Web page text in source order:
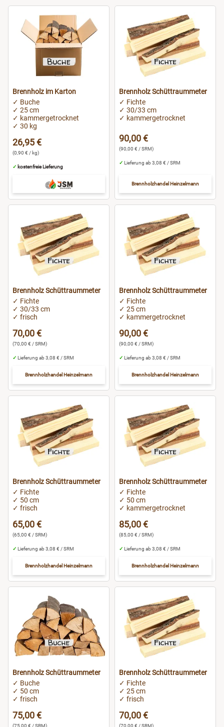
Brennholz im Karton
✓ Buche
✓ 25 cm
✓ kammergetrocknet
✓ 30 kg
26,95 €
(0,90 € / kg)
✓ kostenfreie Lieferung
Brennholz Schüttraummeter
✓ Fichte
✓ 30/33 cm
✓ kammergetrocknet
90,00 €
(90,00 € / SRM)
✓ Lieferung ab 3,08 € / SRM
Brennholzhandel Heinzelmann
Brennholz Schüttraummeter
✓ Fichte
✓ 30/33 cm
✓ frisch
70,00 €
(70,00 € / SRM)
✓ Lieferung ab 3,08 € / SRM
Brennholzhandel Heinzelmann
Brennholz Schüttraummeter
✓ Fichte
✓ 25 cm
✓ kammergetrocknet
90,00 €
(90,00 € / SRM)
✓ Lieferung ab 3,08 € / SRM
Brennholzhandel Heinzelmann
Brennholz Schüttraummeter
✓ Fichte
✓ 50 cm
✓ frisch
65,00 €
(65,00 € / SRM)
✓ Lieferung ab 3,08 € / SRM
Brennholzhandel Heinzelmann
Brennholz Schüttraummeter
✓ Fichte
✓ 50 cm
✓ kammergetrocknet
85,00 €
(85,00 € / SRM)
✓ Lieferung ab 3,08 € / SRM
Brennholzhandel Heinzelmann
Brennholz Schüttraummeter
✓ Buche
✓ 50 cm
✓ frisch
75,00 €
(75,00 € / SRM)
Brennholz Schüttraummeter
✓ Fichte
✓ 25 cm
✓ frisch
70,00 €
(70,00 € / SRM)
Gotha
Halle
Hallstadt
Hamburg
Hanau
Hannover
Hildesheim
Heidelberg
Iserlohn
Köln
Konstanz
Lippstadt
Ludwigsburg
Lüneburg
München
Nürnberg
Oldenburg
Osnabrück
Potsdam
Ravensburg